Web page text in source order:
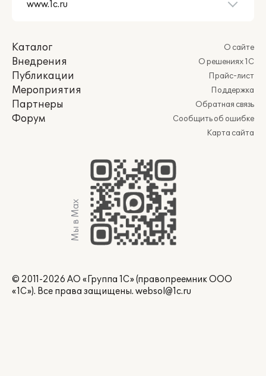
Каталог
Внедрения
Публикации
Мероприятия
Партнеры
Форум
О сайте
О решениях 1С
Прайс-лист
Поддержка
Обратная связь
Сообщить об ошибке
Карта сайта
Мы в Max
© 2011-2026 АО «Группа 1С» (правопреемник ООО
«1С»). Все права защищены. websol@1c.ru